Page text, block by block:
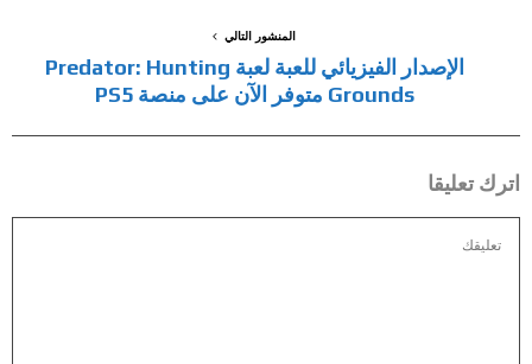
المنشور التالي
الإصدار الفيزيائي للعبة لعبة Predator: Hunting
Grounds متوفر الآن على منصة PS5
اترك تعليقا